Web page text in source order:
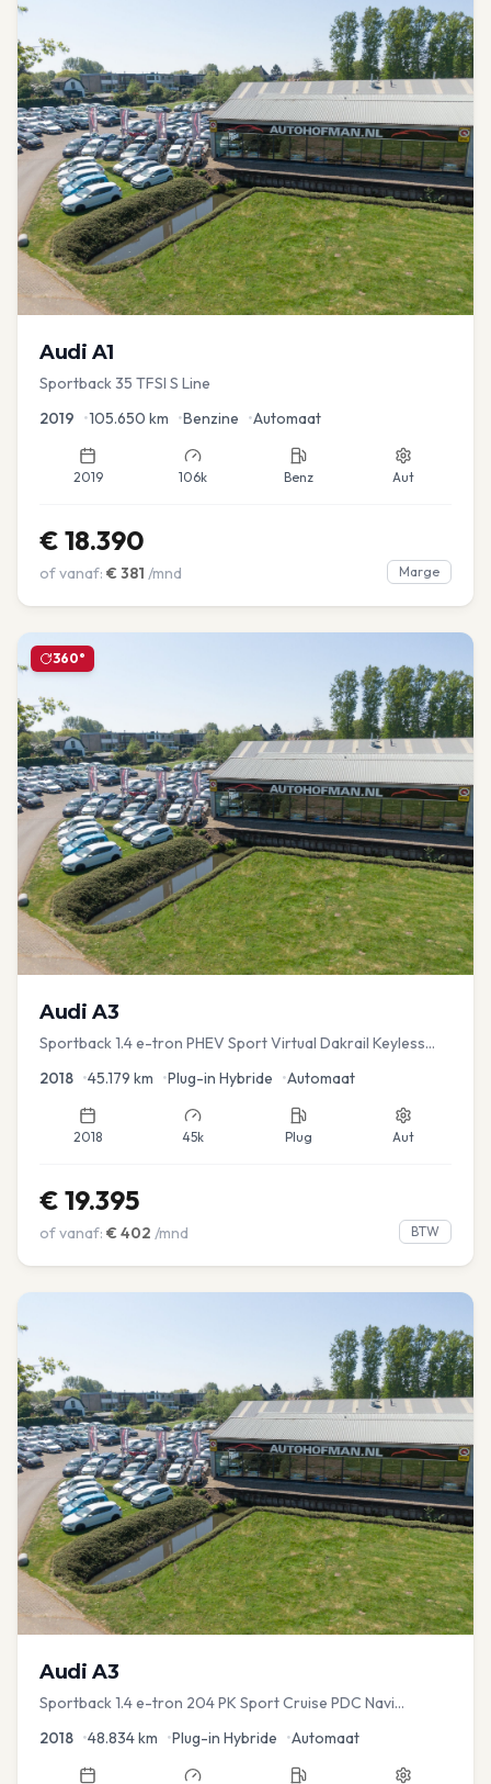
Audi A1
Sportback 35 TFSI S Line
2019 •105.650 km •Benzine •Automaat
2019 106k Benz Aut
€ 18.390
of vanaf: € 381 /mnd Marge
360°
Audi A3
Sportback 1.4 e-tron PHEV Sport Virtual Dakrail Keyless
2018 •45.179 km •Plug-in Hybride •Automaat
2018 45k Plug Aut
€ 19.395
of vanaf: € 402 /mnd BTW
Audi A3
Sportback 1.4 e-tron 204 PK Sport Cruise PDC Navi
2018 •48.834km •Plug-in Hybride •Automaat